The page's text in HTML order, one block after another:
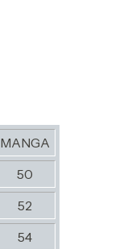
MANGA
50
52
54